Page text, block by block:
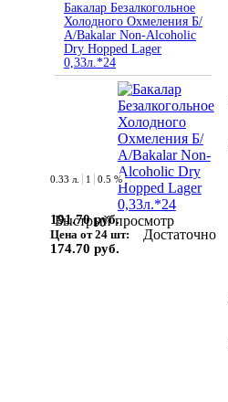
Бакалар Безалкогольное
Холодного Охмеления Б/
А/Bakalar Non-Alcoholic
Dry Hopped Lager
0,33л.*24
Быстрый просмотр
0.33 л. 1 0.5 %
191.70 руб.
Цена от 24 шт:
174.70 руб.
Достаточно